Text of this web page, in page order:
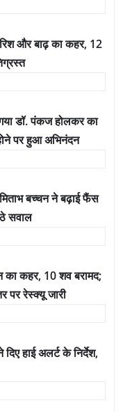
और बाढ़ का कहर, 12
डॉ. पंकज होलकर का
पर हुआ अभिनंदन
बच्चन ने बढ़ाई फैंस
सवाल
का कहर, 10 शव बरामद;
पर रेस्क्यू जारी
हाई अलर्ट के निर्देश,